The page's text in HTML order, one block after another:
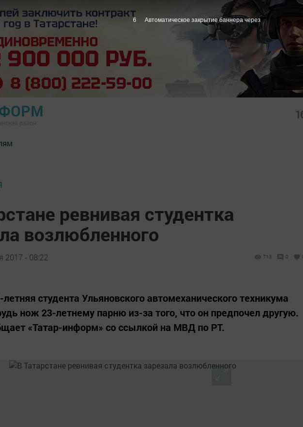
ревнивая студентка
возлюбленного
2017 - 08:22 713 0
студента Ульяновского автомеханического техникума
нож 23-летнему парню из-за того, что он предпочел другую.
«Татар-информ» со ссылкой на МВД по РТ.
5 Автоматическое закрытие баннера через